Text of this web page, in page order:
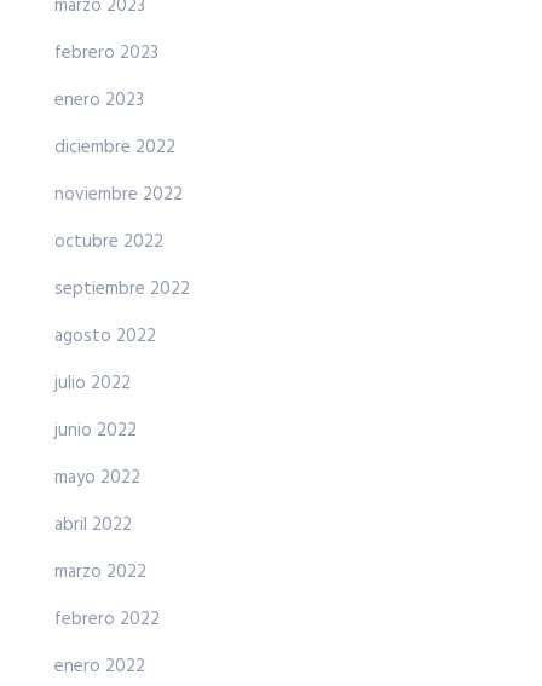
marzo 2023
febrero 2023
enero 2023
diciembre 2022
noviembre 2022
octubre 2022
septiembre 2022
agosto 2022
julio 2022
junio 2022
mayo 2022
abril 2022
marzo 2022
febrero 2022
enero 2022